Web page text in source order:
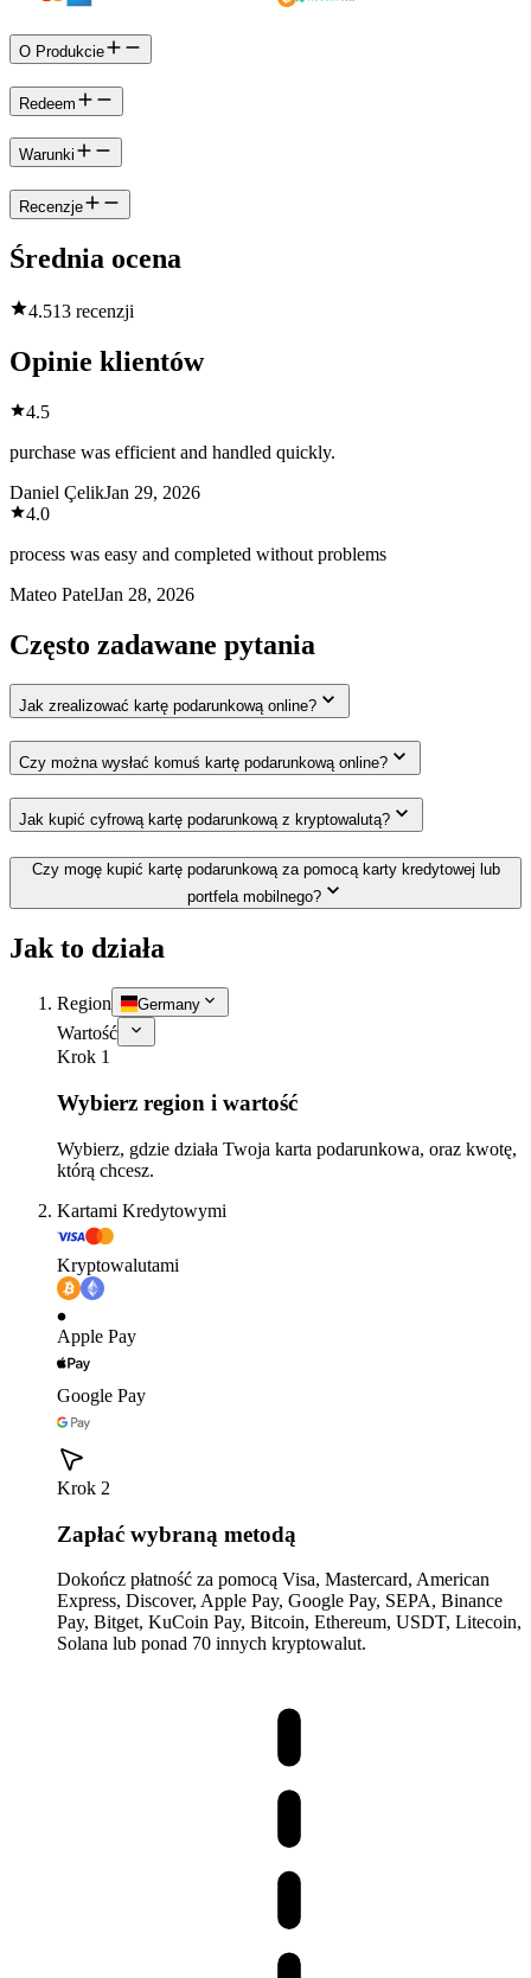
O Produkcie
Redeem
Warunki
Recenzje
Średnia ocena
4.513 recenzji
Opinie klientów
4.5
purchase was efficient and handled quickly.
Daniel ÇelikJan 29, 2026
4.0
process was easy and completed without problems
Mateo PatelJan 28, 2026
Często zadawane pytania
Jak zrealizować kartę podarunkową online?
Czy można wysłać komuś kartę podarunkową online?
Jak kupić cyfrową kartę podarunkową z kryptowalutą?
Czy mogę kupić kartę podarunkową za pomocą karty kredytowej lub
portfela mobilnego?
Jak to działa
Region Germany
Wartość
Krok 1
Wybierz region i wartość
Wybierz, gdzie działa Twoja karta podarunkowa, oraz kwotę,
którą chcesz.
Kartami Kredytowymi
Kryptowalutami
Apple Pay
Google Pay
Krok 2
Zapłać wybraną metodą
Dokończ płatność za pomocą Visa, Mastercard, American
Express, Discover, Apple Pay, Google Pay, SEPA, Binance
Pay, Bitget, KuCoin Pay, Bitcoin, Ethereum, USDT, Litecoin,
Solana lub ponad 70 innych kryptowalut.